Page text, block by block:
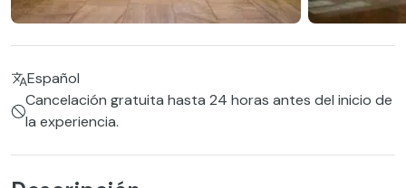
Español
Cancelación gratuita hasta 24 horas antes del inicio de
la experiencia.